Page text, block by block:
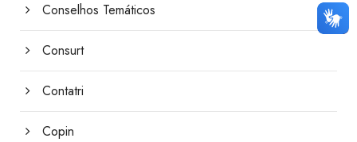
Conselhos Temáticos
Consurt
Contatri
Copin